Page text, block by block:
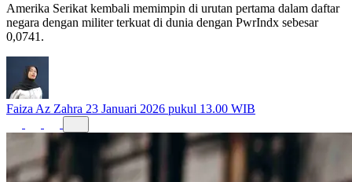
Amerika Serikat kembali memimpin di urutan pertama dalam daftar
negara dengan militer terkuat di dunia dengan PwrIndx sebesar
0,0741.
Faiza Az Zahra 23 Januari 2026 pukul 13.00 WIB